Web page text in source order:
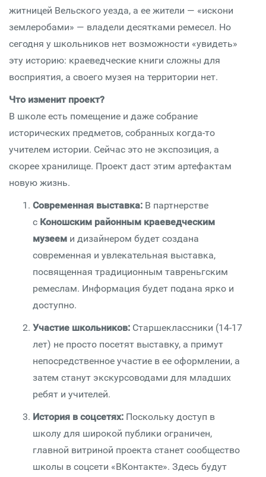
житницей Вельского уезда, а ее жители — «искони
землеробами» — владели десятками ремесел. Но
сегодня у школьников нет возможности «увидеть»
эту историю: краеведческие книги сложны для
восприятия, а своего музея на территории нет.
Что изменит проект?
В школе есть помещение и даже собрание
исторических предметов, собранных когда-то
учителем истории. Сейчас это не экспозиция, а
скорее хранилище. Проект даст этим артефактам
новую жизнь.
Современная выставка: В партнерстве
с Коношским районным краеведческим
музеем и дизайнером будет создана
современная и увлекательная выставка,
посвященная традиционным тавреньгским
ремеслам. Информация будет подана ярко и
доступно.
Участие школьников: Старшеклассники (14-17
лет) не просто посетят выставку, а примут
непосредственное участие в ее оформлении, а
затем станут экскурсоводами для младших
ребят и учителей.
История в соцсетях: Поскольку доступ в
школу для широкой публики ограничен,
главной витриной проекта станет сообщество
школы в соцсети «ВКонтакте». Здесь будут